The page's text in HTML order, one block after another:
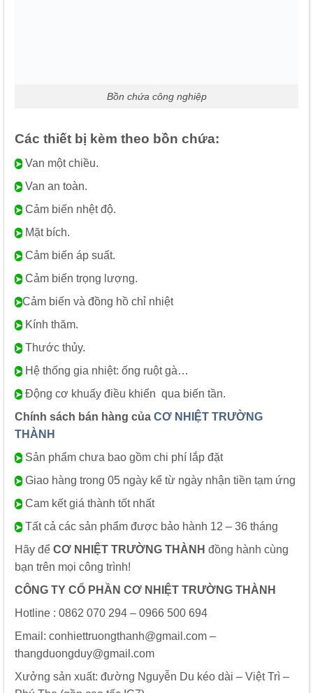
Bồn chứa công nghiệp
Các thiết bị kèm theo bồn chứa:
➤ Van một chiều.
➤ Van an toàn.
➤ Cảm biến nhệt độ.
➤ Mặt bích.
➤ Cảm biến áp suất.
➤ Cảm biến trọng lượng.
➤Cảm biến và đồng hồ chỉ nhiệt
➤ Kính thăm.
➤ Thước thủy.
➤ Hệ thống gia nhiệt: ống ruột gà…
➤ Động cơ khuấy điều khiển qua biến tần.
Chính sách bán hàng của CƠ NHIỆT TRƯỜNG
THÀNH
➤ Sản phẩm chưa bao gồm chi phí lắp đặt
➤ Giao hàng trong 05 ngày kể từ ngày nhận tiền tạm ứng
➤ Cam kết giá thành tốt nhất
➤ Tất cả các sản phẩm được bảo hành 12 – 36 tháng
Hãy để CƠ NHIỆT TRƯỜNG THÀNH đồng hành cùng
bạn trên mọi công trình!
CÔNG TY CỔ PHẦN CƠ NHIỆT TRƯỜNG THÀNH
Hotline : 0862 070 294 – 0966 500 694
Email: conhiettruongthanh@gmail.com –
thangduongduy@gmail.com
Xưởng sản xuất: đường Nguyễn Du kéo dài – Việt Trì –